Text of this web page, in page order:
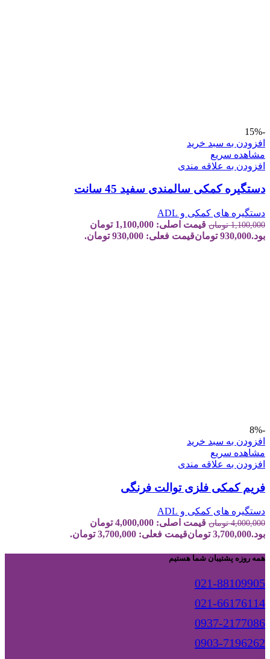
-15%
افزودن به سبد خرید
مشاهده سریع
افزودن به علاقه مندی
دستگیره کمکی سالمندی سفید 45 سانت
دستگیره های کمکی و ADL
1,100,000 تومان
قیمت اصلی: 1,100,000 تومان
بود.930,000 تومانقیمت فعلی: 930,000 تومان.
-8%
افزودن به سبد خرید
مشاهده سریع
افزودن به علاقه مندی
فریم کمکی فلزی توالت فرنگی
دستگیره های کمکی و ADL
4,000,000 تومان
قیمت اصلی: 4,000,000 تومان
بود.3,700,000 تومانقیمت فعلی: 3,700,000 تومان.
همه روزه پشتیبان شما هستیم
021-88109905
021-66176114
0937-2177086
0903-7196262